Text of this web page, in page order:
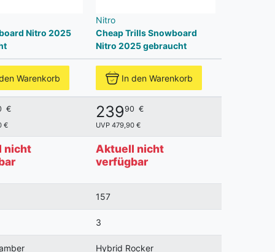
Nitro 2025
Nitro
Cheap Trills Snowboard
Nitro 2025 gebraucht
Warenkorb In den Warenkorb
€
€
23990 €
UVP 479,90 €
nicht
Aktuell nicht
verfügbar
157
3
Hybrid Rocker